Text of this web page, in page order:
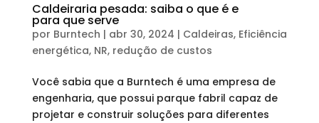
Caldeiraria pesada: saiba o que é e
para que serve
por Burntech | abr 30, 2024 | Caldeiras, Eficiência
energética, NR, redução de custos
Você sabia que a Burntech é uma empresa de
engenharia, que possui parque fabril capaz de
projetar e construir soluções para diferentes